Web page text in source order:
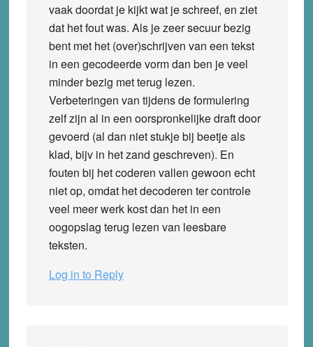
vaak doordat je kijkt wat je schreef, en ziet
dat het fout was. Als je zeer secuur bezig
bent met het (over)schrijven van een tekst
in een gecodeerde vorm dan ben je veel
minder bezig met terug lezen.
Verbeteringen van tijdens de formulering
zelf zijn al in een oorspronkelijke draft door
gevoerd (al dan niet stukje bij beetje als
klad, bijv in het zand geschreven). En
fouten bij het coderen vallen gewoon echt
niet op, omdat het decoderen ter controle
veel meer werk kost dan het in een
oogopslag terug lezen van leesbare
teksten.
Log in to Reply